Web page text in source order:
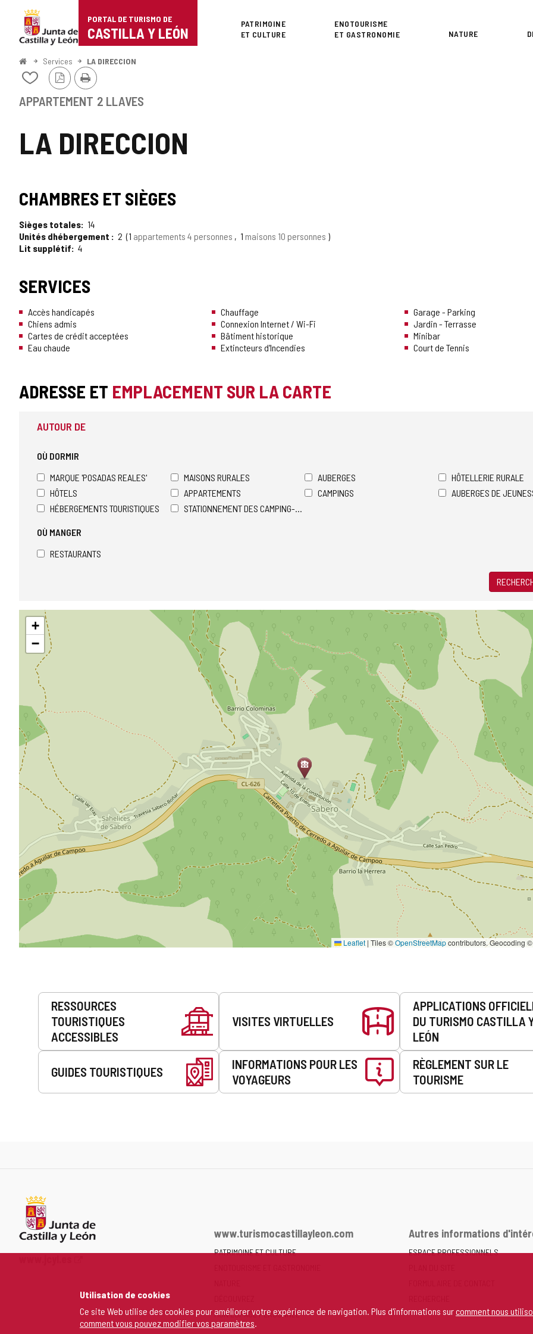
Utilisation de cookies
Ce site Web utilise des cookies pour améliorer votre expérience de navigation. Plus d'informations surcomment nous
comment vous pouvez modifier vos paramètres.
Portal
de
Turismo
Castilla
León
PORTAL DE TURISMO DE
CASTILLA Y LEÓN
Superior
PATRIMOINE
ET CULTURE
ENOTOURISME
ET GASTRONOMIE
NATURE
<
Accueil
Services LA DIRECCION
LA DIRECCION
Ajouter/retirer
contenu
Version
PDF
Imprimer
APPARTEMENT 2 LLAVES
CHAMBRES ET SIÈGES
Sièges totales
14
Unités dhébergement
2 1 appartements 4 personnes 1 maisons 10 personnes
Lit supplétif
4
SERVICES
Accès handicapés
Chiens admis
Cartes de crédit acceptées
Eau chaude
Chauffage
Connexion Internet / Wi-Fi
Bâtiment historique
Extincteurs d'Incendies
Garage - Parking
Jardin - Terrasse
Minibar
Court de Tennis
ADRESSE ET EMPLACEMENT SUR LA CARTE
AUTOUR DE
OÙ DORMIR
MARQUE 'POSADAS REALES'
MAISONS RURALES AUBERGES
HÔTELLERIE RURALE
HÔTELS
APPARTEMENTS CAMPINGS
AUBERGES DE
HÉBERGEMENTS TOURISTIQUES
STATIONNEMENT DES CAMPING-CARS
OÙ MANGER
RESTAURANTS
Sauter
+
−
Leaflet | Tiles ©OpenStreetMapcontributors. Geocoding ©
Prestations
RESSOURCES
TOURISTIQUES
ACCESSIBLES
VISITES VIRTUELLES
APPLICATIONS
DU TURISMO CASTILLA
LEÓN
GUIDES TOURISTIQUES
INFORMATIONS POUR LES
VOYAGEURS
RÈGLEMENT SUR LE
TOURISME
www.turismocastillayleon.com
PATRIMOINE ET CULTURE
MON ESPACE PERSONNEL
Autres informations
ESPACE PROFESSIONNELS